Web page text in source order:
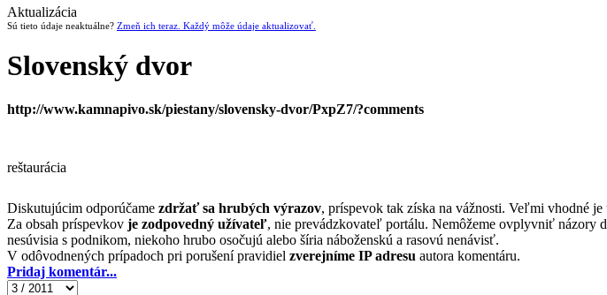
Aktualizácia
Sú tieto údaje neaktuálne? Zmeň ich teraz. Každý môže údaje aktualizovať.
Slovenský dvor
http://www.kamnapivo.sk/piestany/slovensky-dvor/PxpZ7/?comments
reštaurácia
Diskutujúcim odporúčame zdržať sa hrubých výrazov, príspevok tak získa na vážnosti. Veľmi vhodné
Za obsah príspevkov je zodpovedný užívateľ, nie prevádzkovateľ portálu. Nemôžeme ovplyvniť názory
nesúvisia s podnikom, niekoho hrubo osočujú alebo šíria náboženskú a rasovú nenávisť.
V odôvodnených prípadoch pri porušení pravidiel zverejníme IP adresu autora komentáru.
Pridaj komentár...